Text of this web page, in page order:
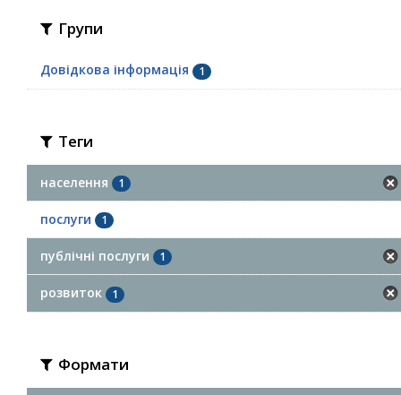
Групи
Довідкова інформація 1
Теги
населення 1
послуги 1
публічні послуги 1
розвиток 1
Формати